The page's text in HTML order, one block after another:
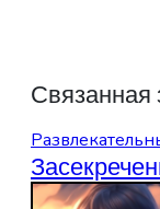
Связанная